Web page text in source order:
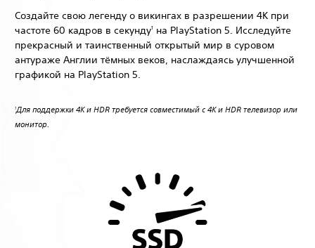
Создайте свою легенду о викингах в разрешении 4K при
частоте 60 кадров в секунду1
на PlayStation 5. Исследуйте
прекрасный и таинственный открытый мир в суровом
антураже Англии тёмных веков, наслаждаясь улучшенной
графикой на PlayStation 5.
1Для поддержки 4K и HDR требуется совместимый с 4K и HDR телевизор или
монитор.